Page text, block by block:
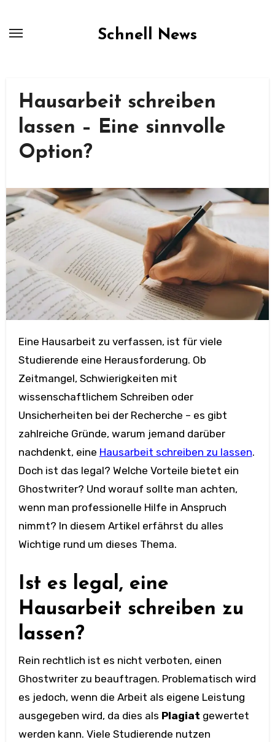
Schnell News
Hausarbeit schreiben
lassen – Eine sinnvolle
Option?
Eine Hausarbeit zu verfassen, ist für viele
Studierende eine Herausforderung. Ob
Zeitmangel, Schwierigkeiten mit
wissenschaftlichem Schreiben oder
Unsicherheiten bei der Recherche – es gibt
zahlreiche Gründe, warum jemand darüber
nachdenkt, eine Hausarbeit schreiben zu lassen.
Doch ist das legal? Welche Vorteile bietet ein
Ghostwriter? Und worauf sollte man achten,
wenn man professionelle Hilfe in Anspruch
nimmt? In diesem Artikel erfährst du alles
Wichtige rund um dieses Thema.
Ist es legal, eine
Hausarbeit schreiben zu
lassen?
Rein rechtlich ist es nicht verboten, einen
Ghostwriter zu beauftragen. Problematisch wird
es jedoch, wenn die Arbeit als eigene Leistung
ausgegeben wird, da dies als Plagiat gewertet
werden kann. Viele Studierende nutzen